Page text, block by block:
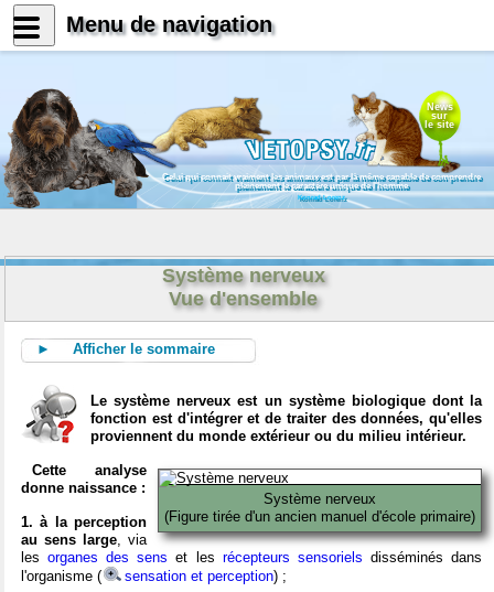
News
sur
le site
Celui qui connait vraiment les animaux est par là même capable de comprendre
pleinement le caractère unique de l'homme
Konrad Lorenz
Système nerveux
Vue d'ensemble
► Afficher le sommaire
Le système nerveux est un système biologique dont la
fonction est d'intégrer et de traiter des données, qu'elles
proviennent du monde extérieur ou du milieu intérieur.
Système nerveux
(Figure tirée d'un ancien manuel d'école primaire)
Cette analyse
donne naissance :
1. à la perception
au sens large, via
lesorganes des sens et les récepteurs sensoriels disséminés dans
l'organisme (
sensation et perception) ;
Menu de navigation